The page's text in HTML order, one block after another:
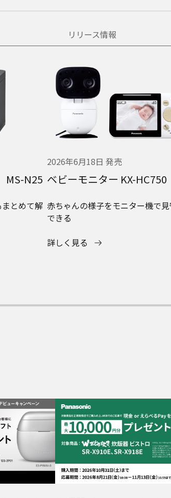
リリース情報
N25
とめて解
2026年6月18日 発売
ベビーモニター KX-HC750
赤ちゃんの様子をモニター機で見
できる
詳しく見る